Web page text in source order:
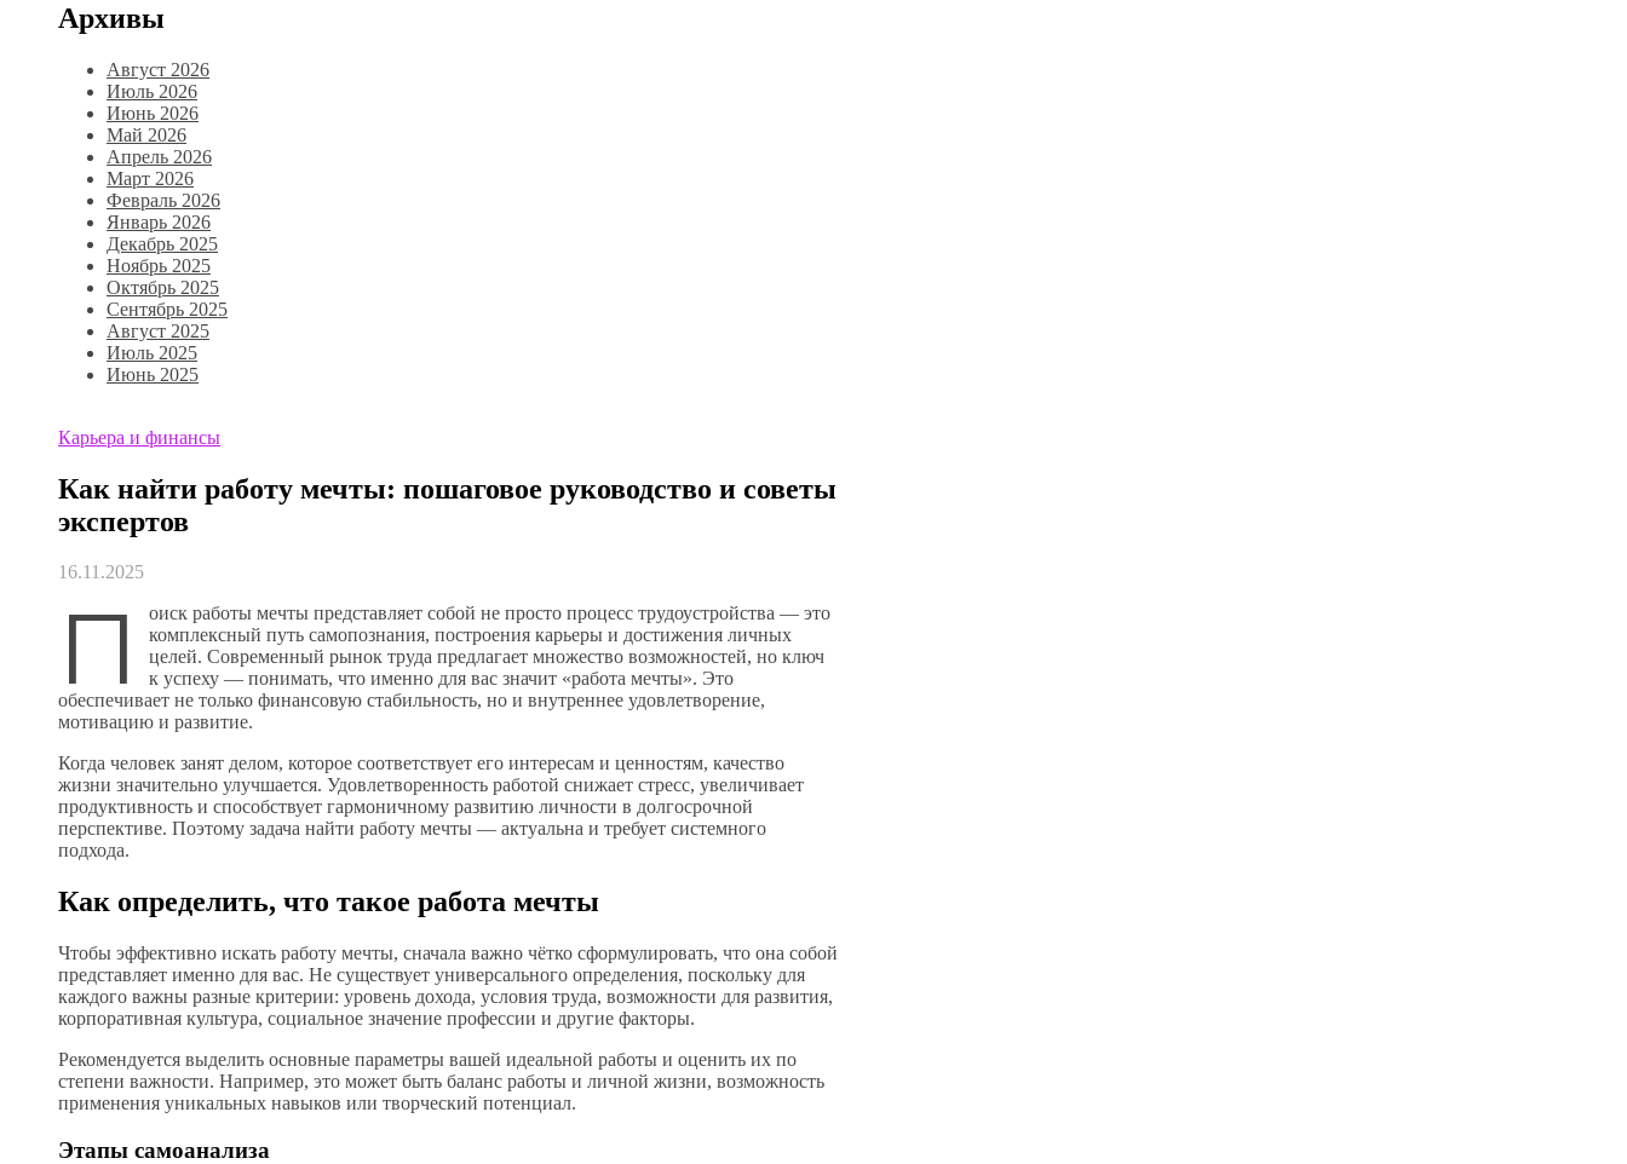
Архивы
Август 2026
Июль 2026
Июнь 2026
Май 2026
Апрель 2026
Март 2026
Февраль 2026
Январь 2026
Декабрь 2025
Ноябрь 2025
Октябрь 2025
Сентябрь 2025
Август 2025
Июль 2025
Июнь 2025
Карьера и финансы
Как найти работу мечты: пошаговое руководство и советы
экспертов
16.11.2025
П
оиск работы мечты представляет собой не просто процесс трудоустройства — это
комплексный путь самопознания, построения карьеры и достижения личных
целей. Современный рынок труда предлагает множество возможностей, но ключ
к успеху — понимать, что именно для вас значит «работа мечты». Это
обеспечивает не только финансовую стабильность, но и внутреннее удовлетворение,
мотивацию и развитие.
Когда человек занят делом, которое соответствует его интересам и ценностям, качество
жизни значительно улучшается. Удовлетворенность работой снижает стресс, увеличивает
продуктивность и способствует гармоничному развитию личности в долгосрочной
перспективе. Поэтому задача найти работу мечты — актуальна и требует системного
подхода.
Как определить, что такое работа мечты
Чтобы эффективно искать работу мечты, сначала важно чётко сформулировать, что она собой
представляет именно для вас. Не существует универсального определения, поскольку для
каждого важны разные критерии: уровень дохода, условия труда, возможности для развития,
корпоративная культура, социальное значение профессии и другие факторы.
Рекомендуется выделить основные параметры вашей идеальной работы и оценить их по
степени важности. Например, это может быть баланс работы и личной жизни, возможность
применения уникальных навыков или творческий потенциал.
Этапы самоанализа